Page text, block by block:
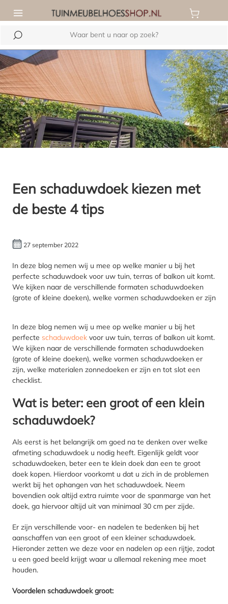
hoofdinhoud
Een schaduwdoek kiezen met
de beste 4 tips
27 september 2022
In deze blog nemen wij u mee op welke manier u bij het
perfecte schaduwdoek voor uw tuin, terras of balkon uit komt.
We kijken naar de verschillende formaten schaduwdoeken
(grote of kleine doeken), welke vormen schaduwdoeken er zijn
In deze blog nemen wij u mee op welke manier u bij het
perfecte schaduwdoek voor uw tuin, terras of balkon uit komt.
We kijken naar de verschillende formaten schaduwdoeken
(grote of kleine doeken), welke vormen schaduwdoeken er
zijn, welke materialen zonnedoeken er zijn en tot slot een
checklist.
Wat is beter: een groot of een klein
schaduwdoek?
Als eerst is het belangrijk om goed na te denken over welke
afmeting schaduwdoek u nodig heeft. Eigenlijk geldt voor
schaduwdoeken, beter een te klein doek dan een te groot
doek kopen. Hierdoor voorkomt u dat u zich in de problemen
werkt bij het ophangen van het schaduwdoek. Neem
bovendien ook altijd extra ruimte voor de spanmarge van het
doek, ga hiervoor altijd uit van minimaal 30 cm per zijde.
Er zijn verschillende voor- en nadelen te bedenken bij het
aanschaffen van een groot of een kleiner schaduwdoek.
Hieronder zetten we deze voor en nadelen op een rijtje, zodat
u een goed beeld krijgt waar u allemaal rekening mee moet
houden.
Voordelen schaduwdoek groot: